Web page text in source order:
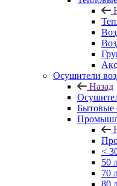
Осушители
Назад
Бытовые
<
50
70
80